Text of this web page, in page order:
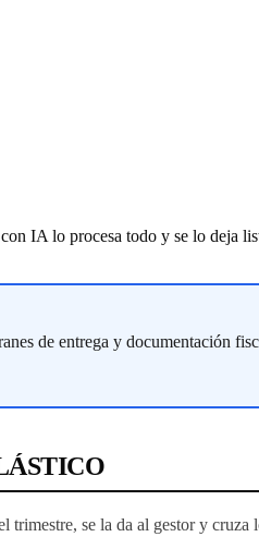
IA lo procesa todo y se lo deja
de entrega y documentación
se la da al gestor y